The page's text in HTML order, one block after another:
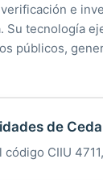
e
tecnología
públicos,
de
CIIU